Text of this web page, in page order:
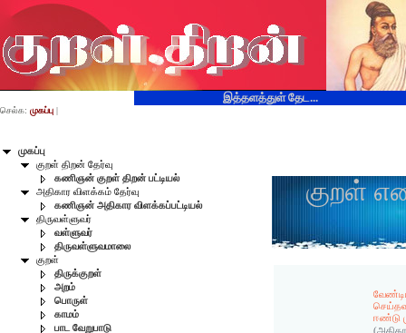
இத்தளத்துள் தேட...
முகப்பு
குறள் திறன் தேர்வு
கணிஞன் குறள் திறன் பட்டியல்
அதிகார விளக்கம் தேர்வு
கணிஞன் அதிகார விளக்கப்பட்டியல்
திருவள்ளுவர்
வள்ளுவர்
திருவள்ளுவமாலை
குறள்
திருக்குறள்
அறம்
பொருள்
காமம்
பாட வேறுபாடு
செல்க: முகப்பு |
குறள்
ஈண்டு